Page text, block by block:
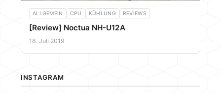
ALLGEMEIN CPU KÜHLUNG REVIEWS
[Review] Noctua NH-U12A
18. Juli 2019
INSTAGRAM